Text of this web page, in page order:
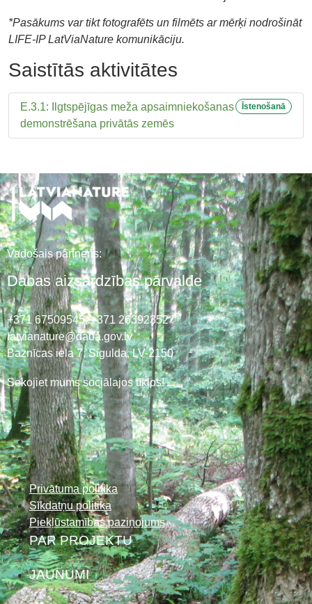
*Pasākums var tikt fotografēts un filmēts ar mērķi nodrošināt
LIFE-IPLatViaNature komunikāciju.
Saistītās aktivitātes
E.3.1: Ilgtspējīgas meža apsaimniekošanas
demonstrēšana privātās zemēs
Īstenošanā
Vadošais partneris:
Dabas aizsardzības pārvalde
+371 67509545,+371 26392352
latvianature@daba.gov.lv
Baznīcas iela 7, Sigulda, LV-2150
Sekojiet mums sociālajos tīklos!
Privātuma politika
Sīkdatņu politika
Piekļūstamības paziņojums
PAR PROJEKTU
JAUNUMI